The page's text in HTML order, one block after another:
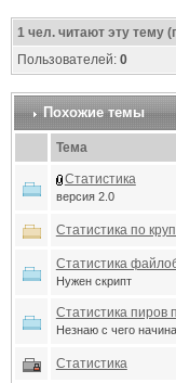
1чел. читают эту тему
Пользователей: 0
Похожие темы
Тема
Статистика
версия 2.0
Статистика по
Статистика
Нужен скрипт
Статистика пиров
Незнаю с чего
Статистика